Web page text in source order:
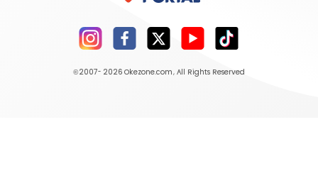
©2007- 2026 Okezone.com , All Rights Reserved